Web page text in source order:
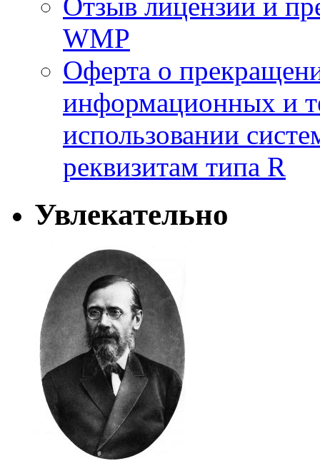
WMP
Оферта о
информационных и
использовании
реквизитам типа R
Увлекательно